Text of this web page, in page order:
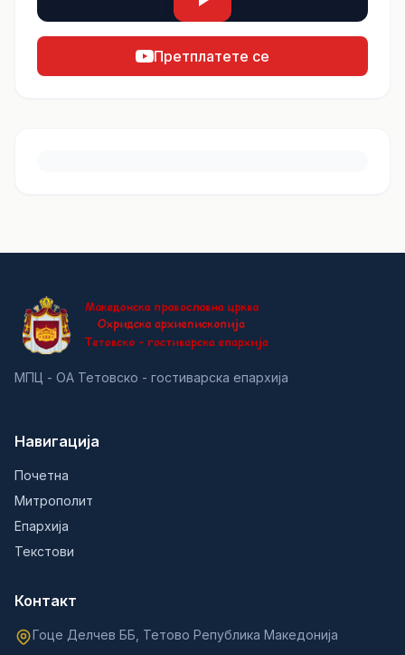
Претплатете се
МПЦ - ОА Тетовско - гостиварска епархија
Навигација
Почетна
Митрополит
Епархија
Текстови
Контакт
Гоце Делчев ББ, Тетово Република Македонија